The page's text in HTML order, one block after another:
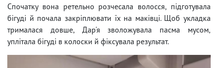
Спочатку вона ретельно розчесала волосся, підготувала
бігуді й почала закріплювати їх на маківці. Щоб укладка
трималася довше, Дар'я зволожувала пасма мусом,
уплітала бігуді в колоски й фіксувала результат.